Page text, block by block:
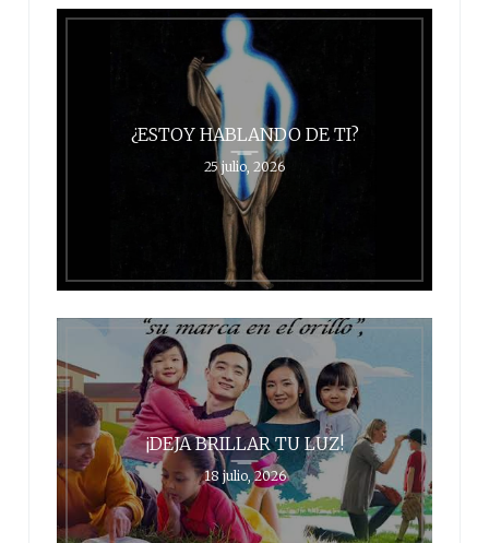
¿ESTOY HABLANDO DE TI?
25 julio, 2026
¡DEJA BRILLAR TU LUZ!
18 julio, 2026